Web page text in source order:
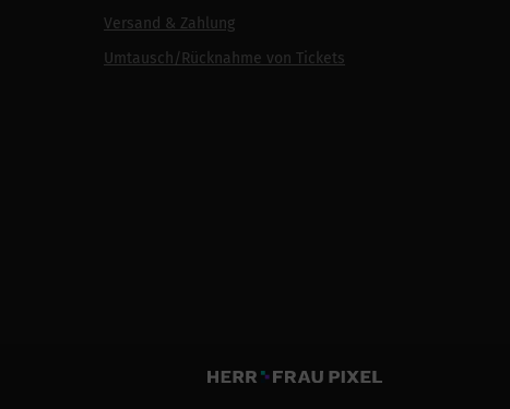
Versand & Zahlung
Umtausch/Rücknahme von Tickets